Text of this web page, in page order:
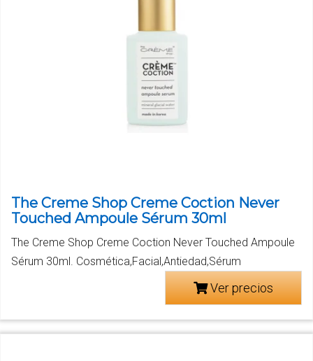
The Creme Shop Creme Coction Never
Touched Ampoule Sérum 30ml
The Creme Shop Creme Coction Never Touched Ampoule
Sérum 30ml. Cosmética,Facial,Antiedad,Sérum
Ver precios